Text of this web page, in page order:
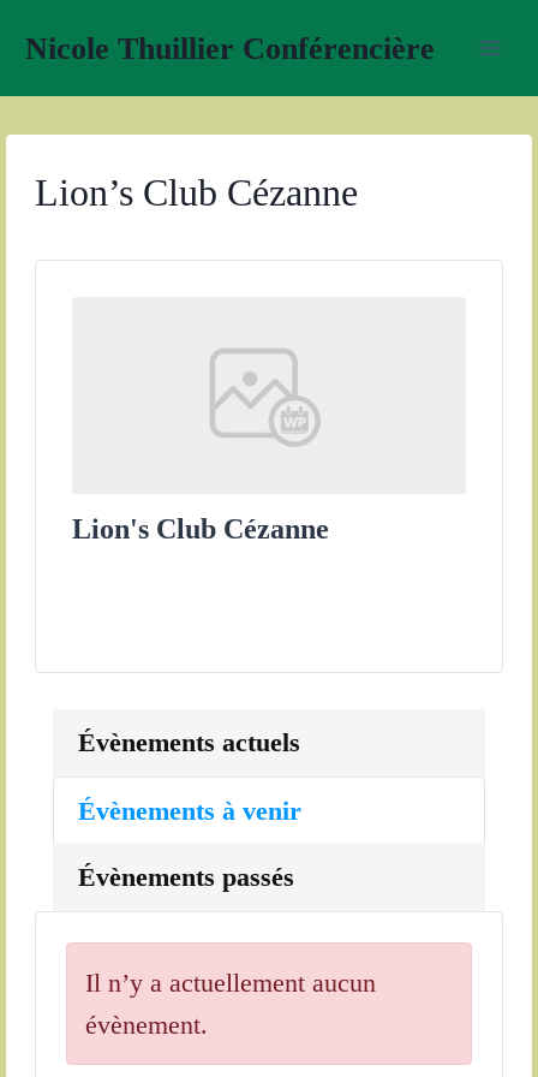
contenu
Nicole Thuillier Conférencière
Lion’s Club Cézanne
Lion's Club Cézanne
Évènements actuels
Évènements à venir
Évènements passés
Il n’y a actuellement aucun
évènement.